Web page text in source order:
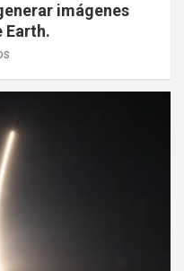
imágenes
Earth.